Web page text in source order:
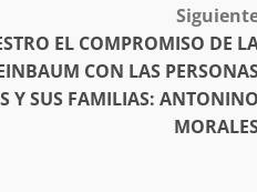
EL COMPROMISO DE
CON LAS
Y SUS FAMILIAS: ANTONINO
elimina el presupuesto a
partidos políticos.